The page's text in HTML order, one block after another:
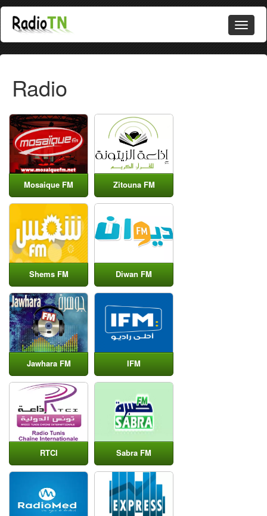
Radio
Mosaique FM Zitouna FM
Shems FM Diwan FM
Jawhara FM IFM
RTCI Sabra FM